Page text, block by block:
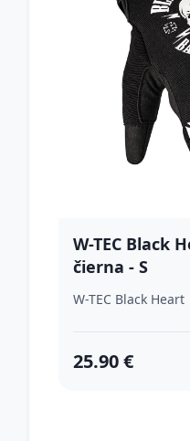
W-TEC Black
čierna - S
W-TEC Black Heart
25.90 €